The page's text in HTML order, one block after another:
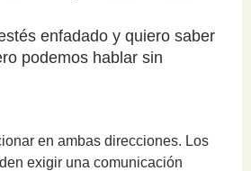
enfadado y quiero saber
podemos hablar sin
en ambas direcciones. Los
exigir una comunicación